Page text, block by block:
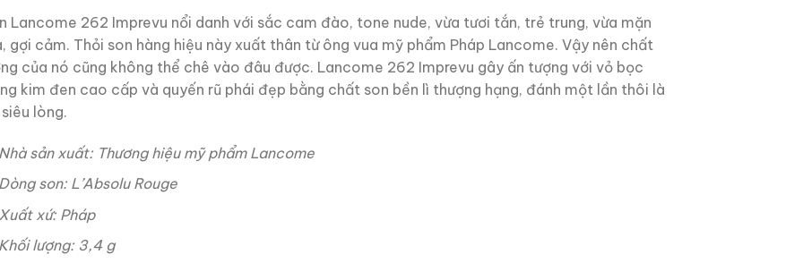
Lancome 262 Imprevu nổi danh với sắc cam đào, tone nude, vừa tươi tắn, trẻ trung, vừa mặn
gợi cảm. Thỏi son hàng hiệu này xuất thân từ ông vua mỹ phẩm Pháp Lancome. Vậy nên chất
của nó cũng không thể chê vào đâu được. Lancome 262 Imprevu gây ấn tượng với vỏ bọc
kim đen cao cấp và quyến rũ phái đẹp bằng chất son bền lì thượng hạng, đánh một lần thôi là
lòng.
sản xuất: Thương hiệu mỹ phẩm Lancome
son: L’Absolu Rouge
xứ: Pháp
lượng: 3,4 g